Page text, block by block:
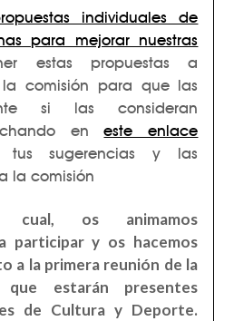
individuales de
para mejorar nuestras
estas propuestas a
la comisión para que las
si las consideran
en este enlace
tus sugerencias y las
la comisión
os animamos
participar y os hacemos
a la primera reunión de la
estarán presentes
de Cultura y Deporte.